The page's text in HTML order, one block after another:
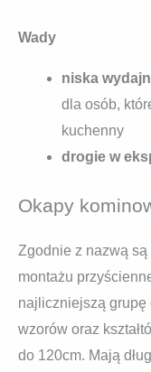
Wady
niska
dla osób,
kuchenny
drogie w
Okapy
Zgodnie z nazwą
montażu
najliczniejszą grupę
wzorów oraz
do 120cm. Mają